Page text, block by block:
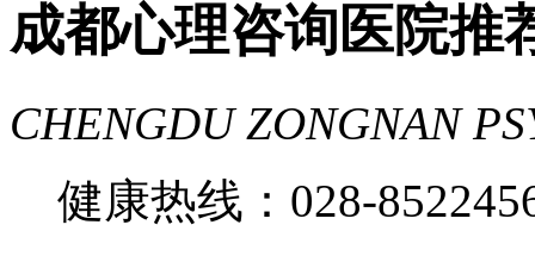
成都心理咨询医院推
CHENGDU ZONGNAN
健康热线：028-